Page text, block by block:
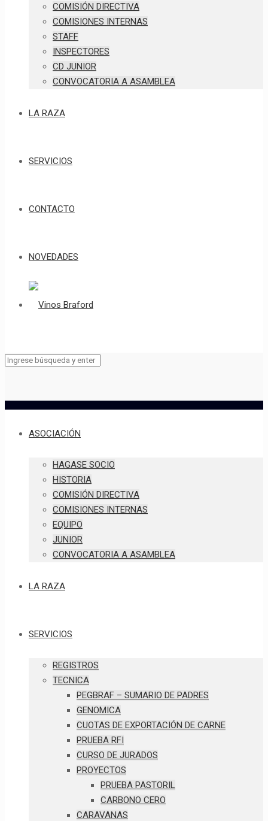
COMISIÓN DIRECTIVA
COMISIONES INTERNAS
STAFF
INSPECTORES
CD JUNIOR
CONVOCATORIA A ASAMBLEA
LA RAZA
SERVICIOS
CONTACTO
NOVEDADES
ASOCIACIÓN
HAGASE SOCIO
HISTORIA
COMISIÓN DIRECTIVA
COMISIONES INTERNAS
EQUIPO
JUNIOR
CONVOCATORIA A ASAMBLEA
LA RAZA
SERVICIOS
REGISTROS
TECNICA
PEGBRAF – SUMARIO DE PADRES
GENOMICA
CUOTAS DE EXPORTACIÓN DE CARNE
PRUEBA RFI
CURSO DE JURADOS
PROYECTOS
PRUEBA PASTORIL
CARBONO CERO
CARAVANAS